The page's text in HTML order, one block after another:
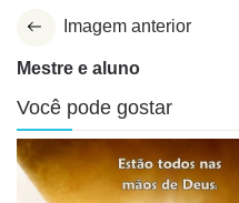
Imagem anterior
Mestre e aluno
Você pode gostar